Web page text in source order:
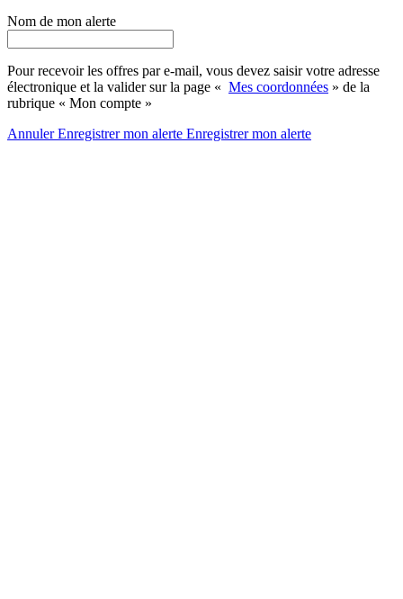
Nom de mon alerte
Pour recevoir les offres par e-mail, vous devez saisir votre adresse
électronique et la valider sur la page « Mes coordonnées » de la
rubrique « Mon compte »
AnnulerEnregistrer mon alerte Enregistrermon alerte